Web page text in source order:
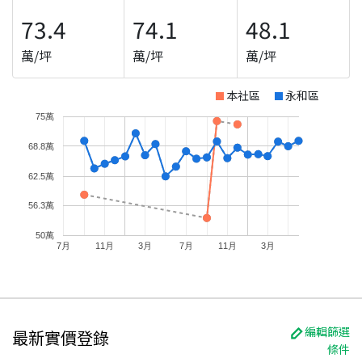
73.4
萬/坪
74.1
萬/坪
48.1
萬/坪
本社區 永和區
7月 11月 3月 7月 11月 3月
50萬
56.3萬
62.5萬
68.8萬
75萬
最新實價登錄
編輯篩選
條件